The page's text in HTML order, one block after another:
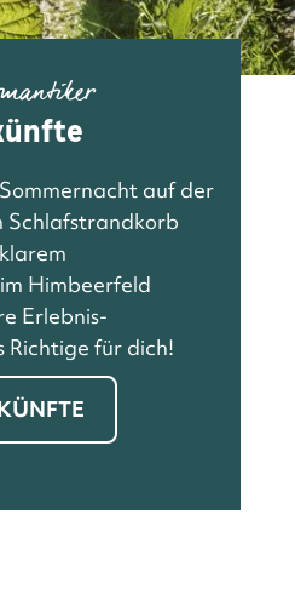
auf der
Schlafstrandkorb
Himbeerfeld
Erlebnis-
für dich!